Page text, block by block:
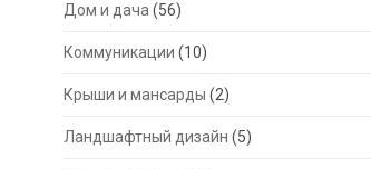
Дом и дача (56)
Коммуникации (10)
Крыши и мансарды (2)
Ландшафтный дизайн (5)